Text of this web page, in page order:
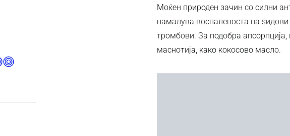
Моќен природен зачин со силни
намалува воспаленоста на
тромбови. За подобра апсорпција,
маснотија, како кокосово масло.